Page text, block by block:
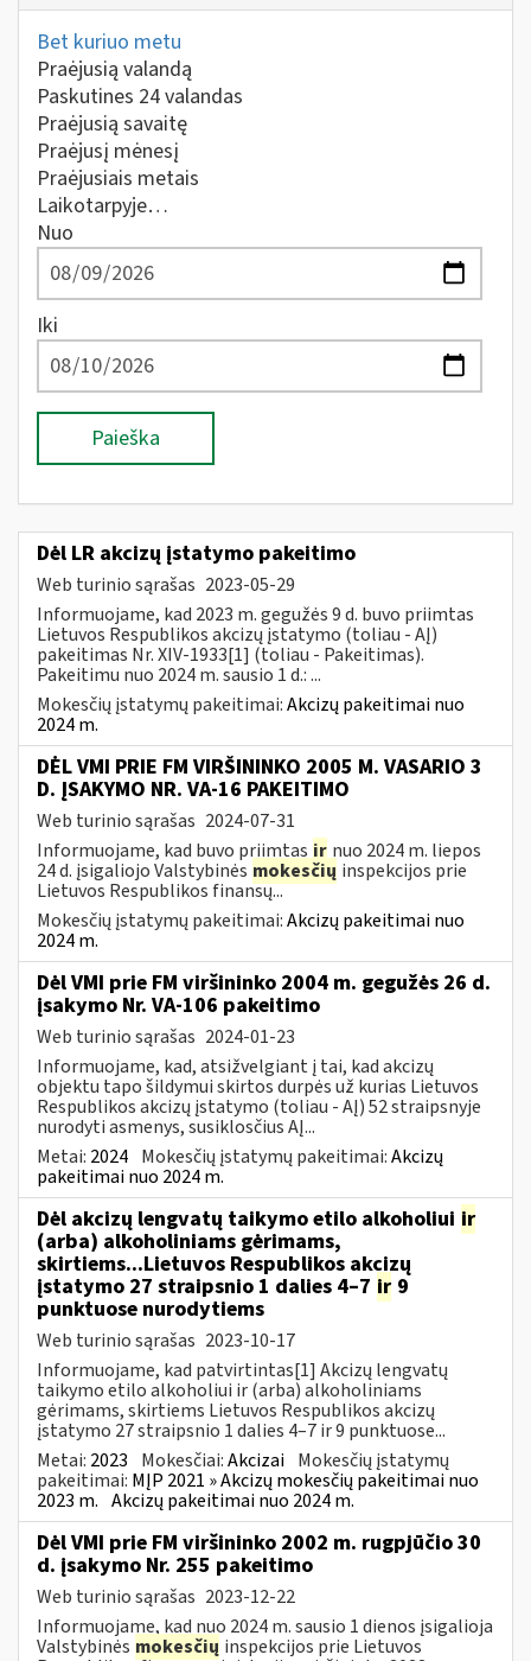
Bet kuriuo metu
Praėjusią valandą
Paskutines 24 valandas
Praėjusią savaitę
Praėjusį mėnesį
Praėjusiais metais
Laikotarpyje…
Nuo
Iki
Paieška
Dėl LR akcizų įstatymo pakeitimo
Web turinio sąrašas 2023-05-29
Informuojame, kad 2023 m. gegužės 9 d. buvo priimtas
Lietuvos Respublikos akcizų įstatymo (toliau - AĮ)
pakeitimas Nr. XIV-1933[1] (toliau - Pakeitimas).
Pakeitimu nuo 2024 m. sausio 1 d.: ...
Mokesčių įstatymų pakeitimai:Akcizų pakeitimai nuo
2024 m.
DĖL VMI PRIE FM VIRŠININKO 2005 M. VASARIO 3
D. ĮSAKYMO NR. VA-16 PAKEITIMO
Web turinio sąrašas 2024-07-31
Informuojame, kad buvo priimtas ir nuo 2024 m. liepos
24 d. įsigaliojo Valstybinės mokesčių inspekcijos prie
Lietuvos Respublikos finansų...
Mokesčių įstatymų pakeitimai:Akcizų pakeitimai nuo
2024 m.
Dėl VMI prie FM viršininko 2004 m. gegužės 26 d.
įsakymo Nr. VA-106 pakeitimo
Web turinio sąrašas 2024-01-23
Informuojame, kad, atsižvelgiant į tai, kad akcizų
objektu tapo šildymui skirtos durpės už kurias Lietuvos
Respublikos akcizų įstatymo (toliau - AĮ) 52 straipsnyje
nurodyti asmenys, susiklosčius AĮ...
Metai: 2024 Mokesčių įstatymų pakeitimai:Akcizų
pakeitimai nuo 2024 m.
Dėl akcizų lengvatų taikymo etilo alkoholiui ir
(arba) alkoholiniams gėrimams,
skirtiems...Lietuvos Respublikos akcizų
įstatymo 27 straipsnio 1 dalies 4–7 ir 9
punktuose nurodytiems
Web turinio sąrašas 2023-10-17
Informuojame, kad patvirtintas[1] Akcizų lengvatų
taikymo etilo alkoholiui ir (arba) alkoholiniams
gėrimams, skirtiems Lietuvos Respublikos akcizų
įstatymo 27 straipsnio 1 dalies 4–7 ir 9 punktuose...
Metai: 2023 Mokesčiai:Akcizai Mokesčių įstatymų
pakeitimai: MĮP 2021 » Akcizų mokesčių pakeitimai nuo
2023 m. Akcizų pakeitimai nuo 2024 m.
Dėl VMI prie FM viršininko 2002 m. rugpjūčio 30
d. įsakymo Nr. 255 pakeitimo
Web turinio sąrašas 2023-12-22
Informuojame, kad nuo 2024 m. sausio 1 dienos įsigalioja
Valstybinės mokesčių inspekcijos prie Lietuvos